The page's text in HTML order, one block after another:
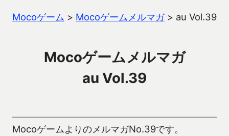
Mocoゲーム > Mocoゲームメルマガ> au Vol.39
Mocoゲームメルマガ
au Vol.39
MocoゲームよりのメルマガNo.39です。